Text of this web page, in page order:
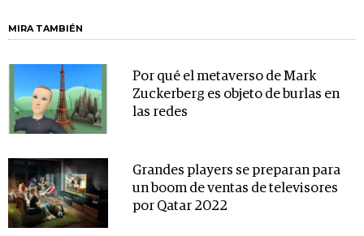
MIRA TAMBIÉN
Por qué el metaverso de Mark
Zuckerberg es objeto de burlas en
las redes
Grandes players se preparan para
un boom de ventas de televisores
por Qatar 2022